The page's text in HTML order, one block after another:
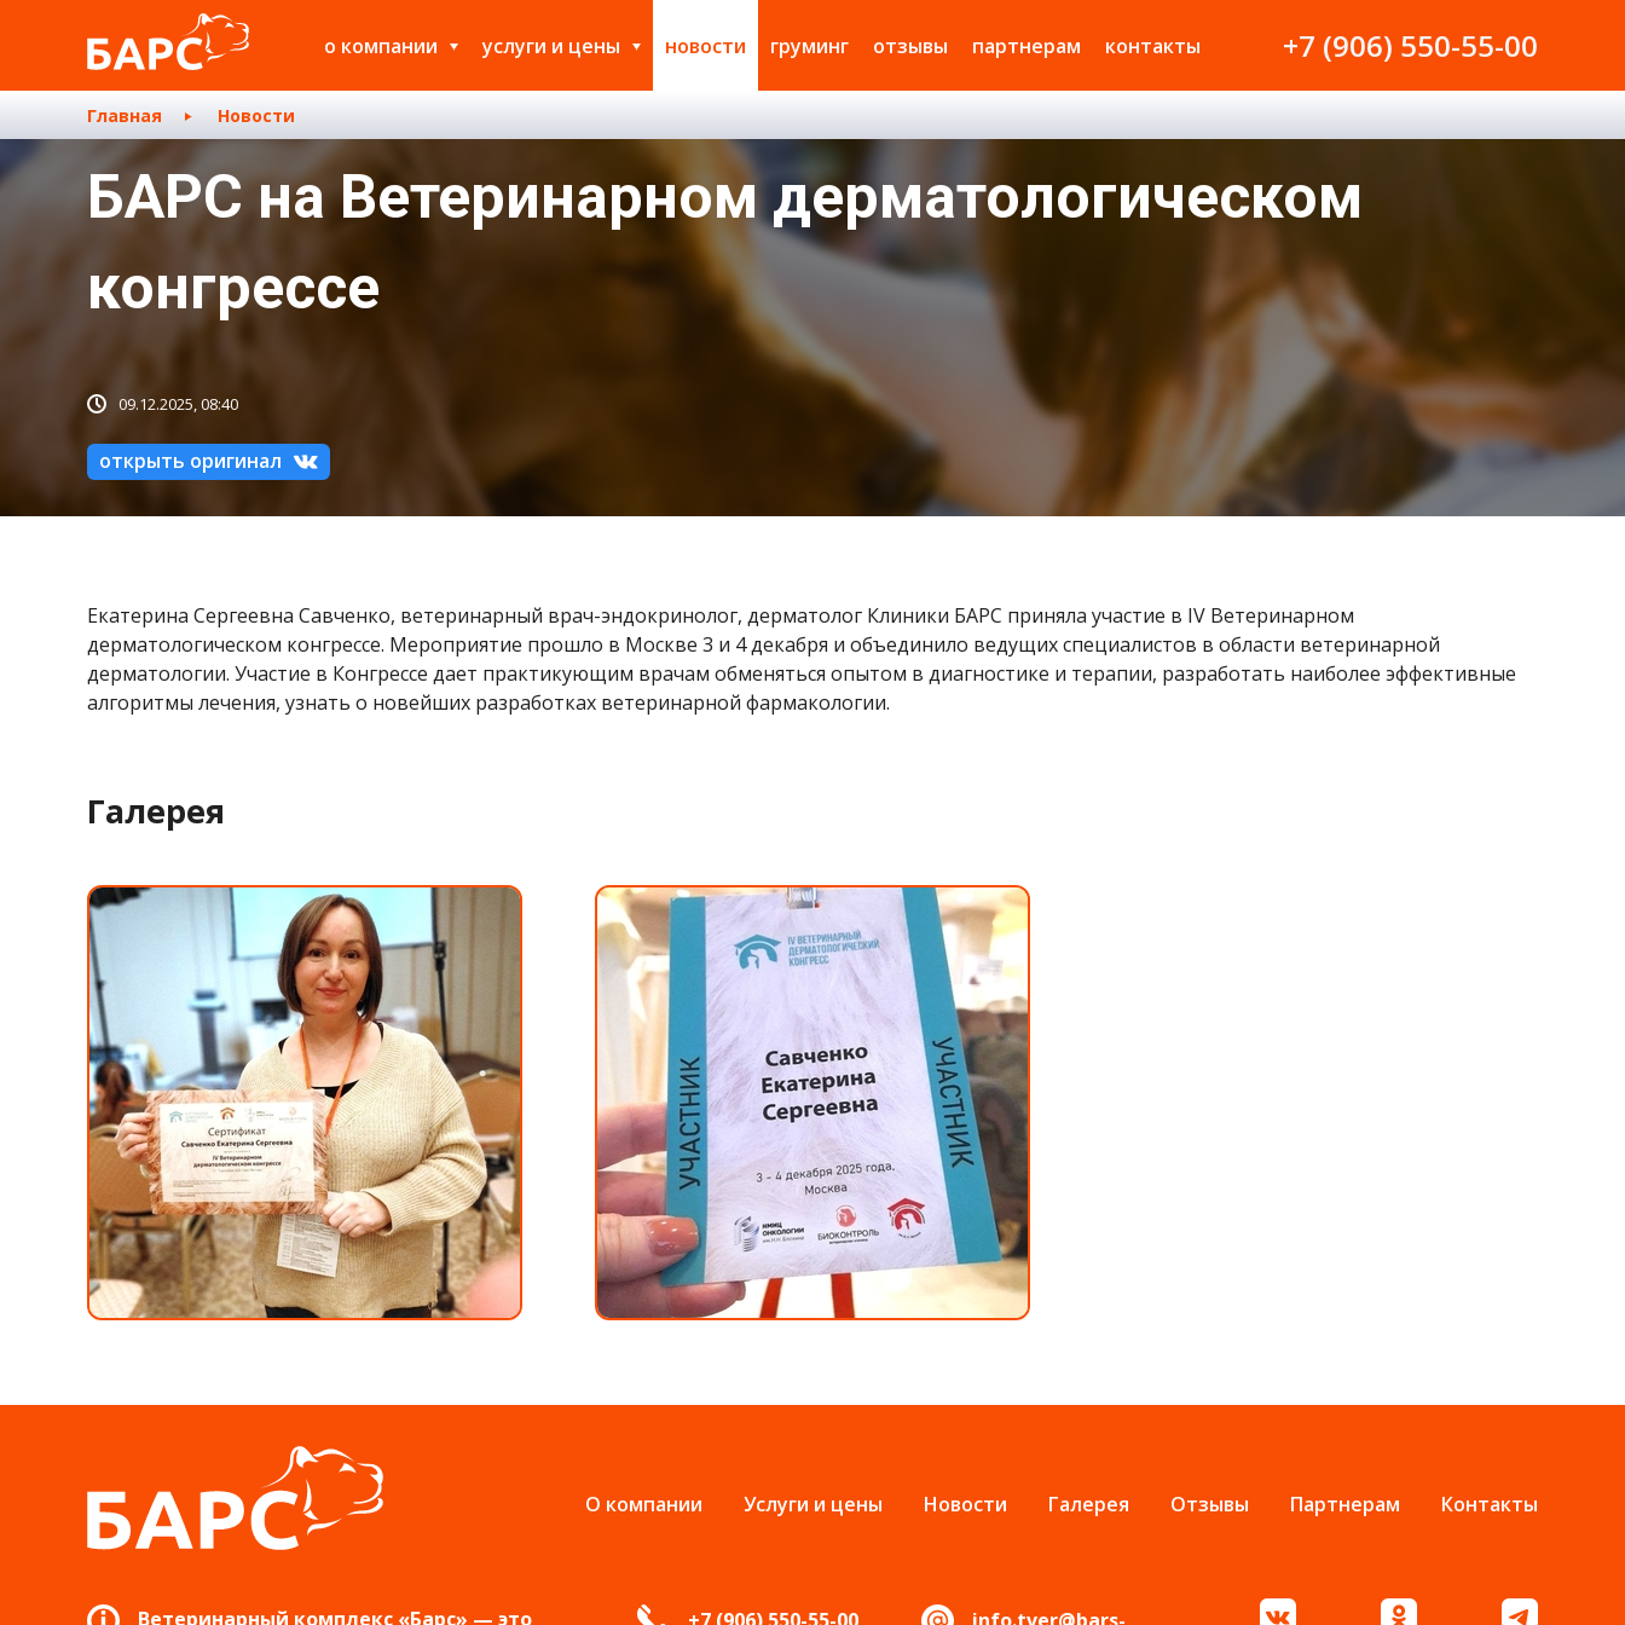
о компании услуги и цены новости груминг отзывы партнерам контакты +7 (906) 550-55-00
Главная Новости
БАРС на Ветеринарном дерматологическом
конгрессе
09.12.2025, 08:40
открыть оригинал
Екатерина Сергеевна Савченко, ветеринарный врач-эндокринолог, дерматолог Клиники БАРС приняла участие в IV Ветеринарном
дерматологическом конгрессе. Мероприятие прошло в Москве 3 и 4 декабря и объединило ведущих специалистов в области ветеринарной
дерматологии. Участие в Конгрессе дает практикующим врачам обменяться опытом в диагностике и терапии, разработать наиболее эффективные
алгоритмы лечения, узнать о новейших разработках ветеринарной фармакологии.
Галерея
О компании Услуги и цены Новости Галерея Отзывы Партнерам Контакты
Ветеринарный комплекс «Барс» — это